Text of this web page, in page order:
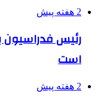
2 هفته پیش
رئیس فدراسیون
است
2 هفته پیش